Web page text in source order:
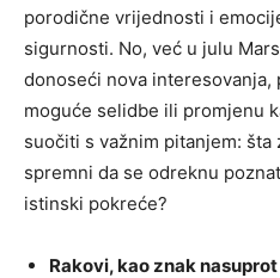
porodične vrijednosti i
sigurnosti. No, već u julu
donoseći nova interesovanja,
moguće selidbe ili promjenu
suočiti s važnim pitanjem: šta
spremni da se odreknu
istinski pokreće?
Rakovi, kao znak